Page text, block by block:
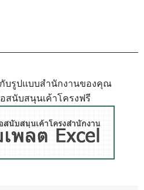
บรูปแบบสำนักงานของคุณ
สนับสนุนเค้าโครงฟรี